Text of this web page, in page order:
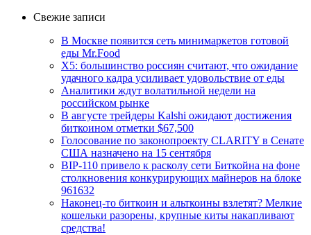
Свежие записи
В Москве появится сеть минимаркетов готовой
еды Mr.Food
X5: большинство россиян считают, что ожидание
удачного кадра усиливает удовольствие от еды
Аналитики ждут волатильной недели на
российском рынке
В августе трейдеры Kalshi ожидают достижения
биткоином отметки $67,500
Голосование по законопроекту CLARITY в Сенате
США назначено на 15 сентября
BIP-110 привело к расколу сети Биткойна на фоне
столкновения конкурирующих майнеров на блоке
961632
Наконец-то биткоин и альткоины взлетят? Мелкие
кошельки разорены, крупные киты накапливают
средства!